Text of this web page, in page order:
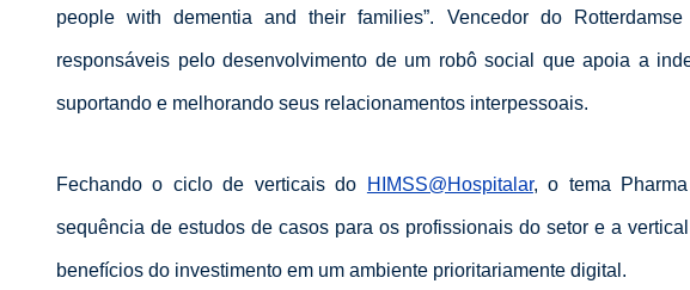
people with dementia and their families”. Vencedor do
responsáveis pelo desenvolvimento de um robô social que apoia a
suportando e melhorando seus relacionamentos interpessoais.
Fechando o ciclo de verticais do HIMSS@Hospitalar, o tema
sequência de estudos de casos para os profissionais do setor e a
benefícios do investimento em um ambiente prioritariamente digital.